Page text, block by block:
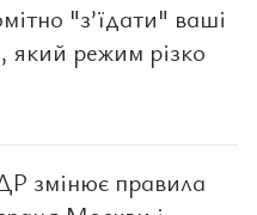
"з’їдати" ваші
який режим різко
змінює правила